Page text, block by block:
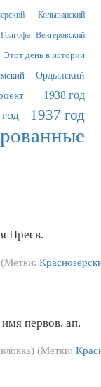
Колыванский
Венгеровский
Этот день в истории
Ордынский
1938 год
1937 год
Пресв.
первов. ап.
(Метки: